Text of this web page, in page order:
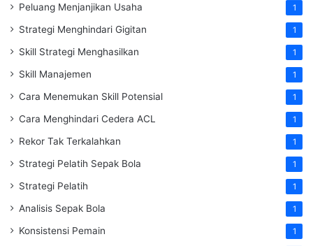
Peluang Menjanjikan Usaha 1
Strategi Menghindari Gigitan 1
Skill Strategi Menghasilkan 1
Skill Manajemen 1
Cara Menemukan Skill Potensial 1
Cara Menghindari Cedera ACL 1
Rekor Tak Terkalahkan 1
Strategi Pelatih Sepak Bola 1
Strategi Pelatih 1
Analisis Sepak Bola 1
Konsistensi Pemain 1